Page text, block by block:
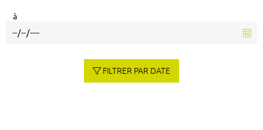
à
FILTRER PAR DATE